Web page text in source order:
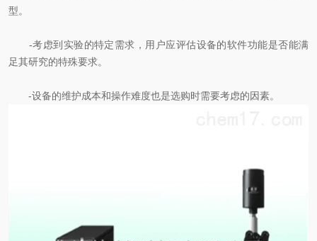
型。
-考虑到实验的特定需求，用户应评估设备的软件功能是否能满
足其研究的特殊要求。
-设备的维护成本和操作难度也是选购时需要考虑的因素。